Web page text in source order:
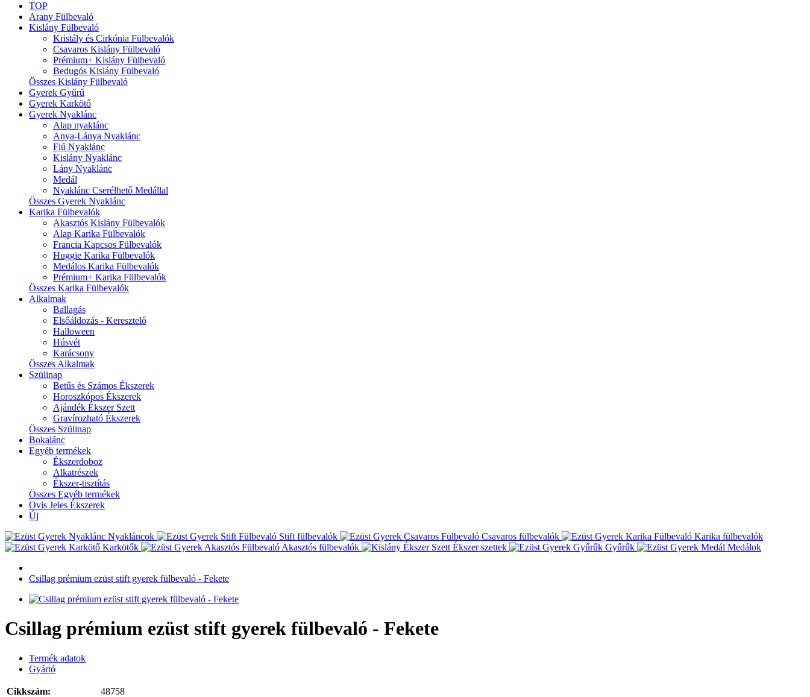
TOP
Arany Fülbevaló
Kislány Fülbevaló
Kristály és Cirkónia Fülbevalók
Csavaros Kislány Fülbevaló
Prémium+ Kislány Fülbevaló
Bedugós Kislány Fülbevaló
Összes Kislány Fülbevaló
Gyerek Gyűrű
Gyerek Karkötő
Gyerek Nyaklánc
Alap nyaklánc
Anya-Lánya Nyaklánc
Fiú Nyaklánc
Kislány Nyaklánc
Lány Nyaklánc
Medál
Nyaklánc Cserélhető Medállal
Összes Gyerek Nyaklánc
Karika Fülbevalók
Akasztós Kislány Fülbevalók
Alap Karika Fülbevalók
Francia Kapcsos Fülbevalók
Huggie Karika Fülbevalók
Medálos Karika Fülbevalók
Prémium+ Karika Fülbevalók
Összes Karika Fülbevalók
Alkalmak
Ballagás
Elsőáldozás - Keresztelő
Halloween
Húsvét
Karácsony
Összes Alkalmak
Szülinap
Betűs és Számos Ékszerek
Horoszkópos Ékszerek
Ajándék Ékszer Szett
Gravírozható Ékszerek
Összes Szülinap
Bokalánc
Egyéb termékek
Ékszerdoboz
Alkatrészek
Ékszer-tisztítás
Összes Egyéb termékek
Ovis Jeles Ékszerek
Új
Nyakláncok
Stift fülbevalók Csavaros fülbevalók
Karika fülbevalók
Karkötők
Akasztós fülbevalók Ékszer szettek Gyűrűk Medálok
Csillag prémium ezüst stift gyerek fülbevaló - Fekete
Csillag prémium ezüst stift gyerek fülbevaló - Fekete
Termék adatok
Gyártó
Cikkszám:
48758